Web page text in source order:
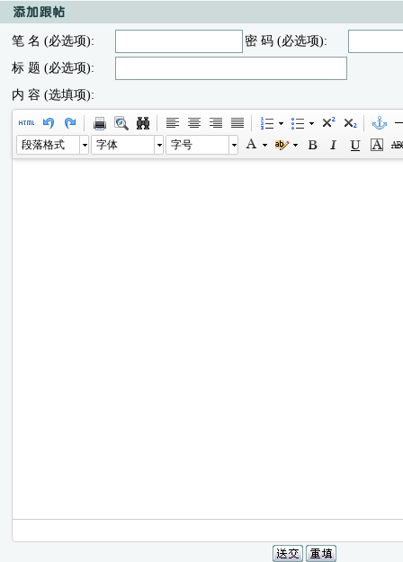
笔 名 (必选项):
密 码 (必选项):
标 题 (必选项):
内 容 (选填项):
段落格式 字体 字号